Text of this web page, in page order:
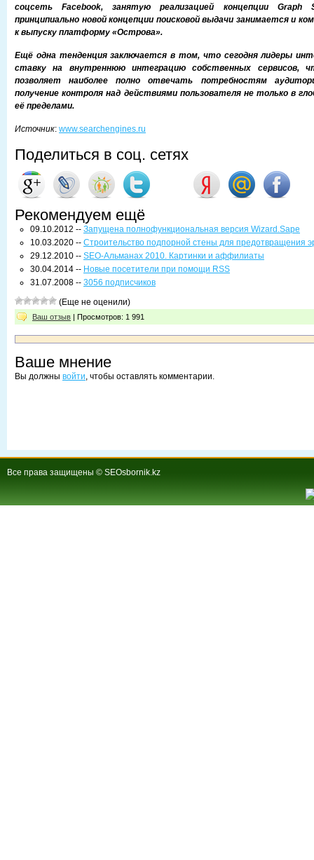
соцсеть Facebook, занятую реализацией концепции Graph
принципиально новой концепции поисковой выдачи занимается и
к выпуску платформу «Острова».
Ещё одна тенденция заключается в том, что сегодня лидеры
ставку на внутреннюю интеграцию собственных сервисов,
позволяет наиболее полно отвечать потребностям
получение контроля над действиями пользователя не только в
её пределами.
Источник: www.searchengines.ru
Поделиться в соц. сетях
Рекомендуем ещё
09.10.2012 -- Запущена полнофункциональная версия Wizard.Sape
10.03.2020 -- Строительство подпорной стены для предотвращения
29.12.2010 -- SEO-Альманах 2010. Картинки и аффилиаты
30.04.2014 -- Новые посетители при помощи RSS
31.07.2008 -- 3056 подписчиков
(Еще не оценили)
Ваш отзыв | Просмотров: 1 991
Ваше мнение
Вы должны войти, чтобы оставлять комментарии.
Все права защищены © SEOsbornik.kz